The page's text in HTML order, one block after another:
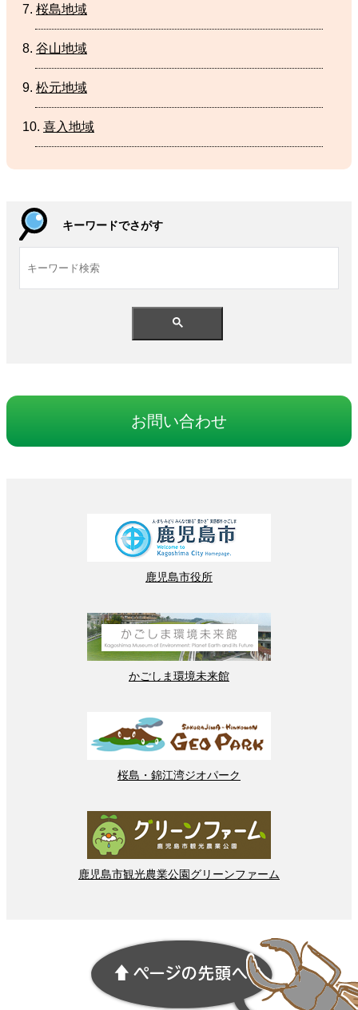
桜島地域
谷山地域
松元地域
喜入地域
キーワードでさがす
お問い合わせ
鹿児島市役所
かごしま 環境未来館
桜島 ・ 錦江湾ジオパーク
鹿児島市観光農業公園 グリーンファーム